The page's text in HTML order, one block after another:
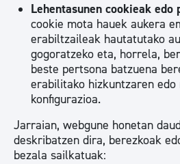
Lehentasunen cookieak edo
cookie mota hauek aukera
erabiltzaileak hautatutako
gogoratzeko eta, horrela,
beste pertsona batzuena
erabilitako hizkuntzaren
konfigurazioa.
Jarraian, webgune honetan
deskribatzen dira, berezkoak
bezala sailkatuak: